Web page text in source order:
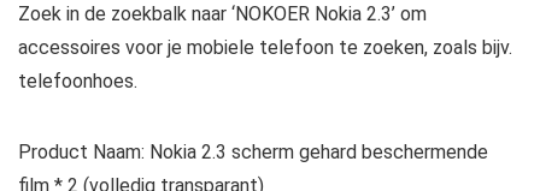
Zoek in de zoekbalk naar ‘NOKOER Nokia 2.3’ om
accessoires voor je mobiele telefoon te zoeken, zoals bijv.
telefoonhoes.
Product Naam: Nokia 2.3 scherm gehard beschermende
film * 2 (volledig transparant)